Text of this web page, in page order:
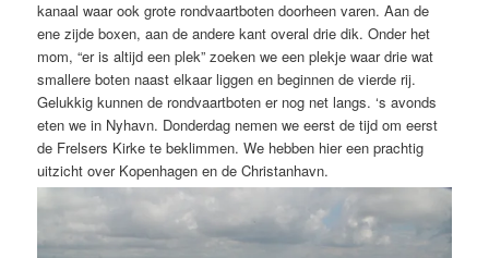
kanaal waar ook grote rondvaartboten doorheen varen. Aan de
ene zijde boxen, aan de andere kant overal drie dik. Onder het
mom, “er is altijd een plek” zoeken we een plekje waar drie wat
smallere boten naast elkaar liggen en beginnen de vierde rij.
Gelukkig kunnen de rondvaartboten er nog net langs. ‘s avonds
eten we in Nyhavn. Donderdag nemen we eerst de tijd om eerst
de Frelsers Kirke te beklimmen. We hebben hier een prachtig
uitzicht over Kopenhagen en de Christanhavn.